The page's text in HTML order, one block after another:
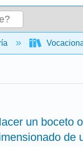
global
un boceto
de